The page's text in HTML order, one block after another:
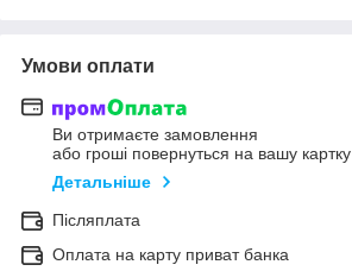
Умови оплати
Ви отримаєте замовлення
або гроші повернуться на вашу картку
Детальніше
Післяплата
Оплата на карту приват банка